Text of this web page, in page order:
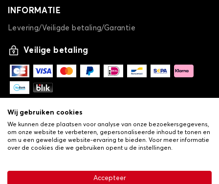
INFORMATIE
Levering/Veiligde betaling/Garantie
Veilige betaling
Algemene verkoopvoorwaarden•Privacy- en cookiebeleid
Wij gebruiken cookies
We kunnen deze plaatsen voor analyse van onze bezoekersgegevens,
om onze website te verbeteren, gepersonaliseerde inhoud te tonen en
om u een geweldige website-ervaring te bieden. Voor meer informatie
over de cookies die we gebruiken opent u de instellingen.
Accepteer